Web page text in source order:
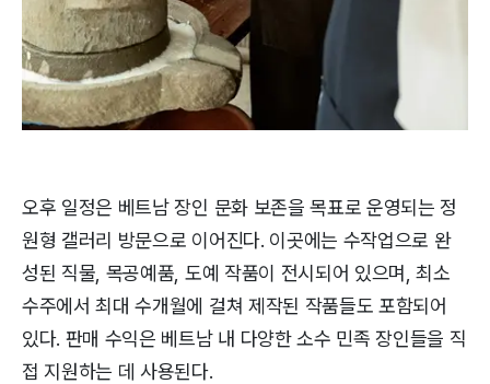
오후 일정은 베트남 장인 문화 보존을 목표로 운영되는 정
원형 갤러리 방문으로 이어진다. 이곳에는 수작업으로 완
성된 직물, 목공예품, 도예 작품이 전시되어 있으며, 최소
수주에서 최대 수개월에 걸쳐 제작된 작품들도 포함되어
있다. 판매 수익은 베트남 내 다양한 소수 민족 장인들을 직
접 지원하는 데 사용된다.